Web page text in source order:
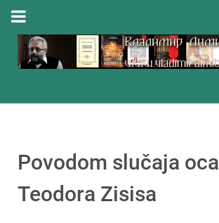
Povodom slučaja oca
Teodora Zisisa